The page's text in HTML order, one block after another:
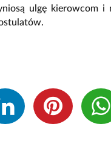
ulgę kierowcom i